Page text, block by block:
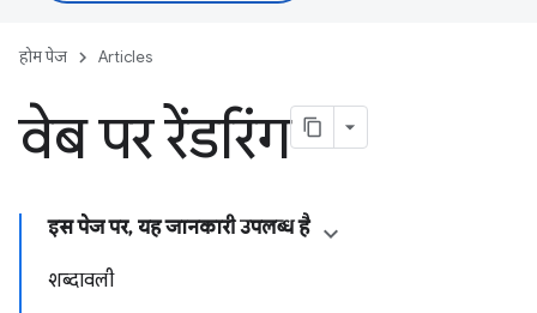
होम पेज Articles
वेब पर रेंडरिंग
इस पेज पर, यह जानकारी उपलब्ध है
शब्दावली